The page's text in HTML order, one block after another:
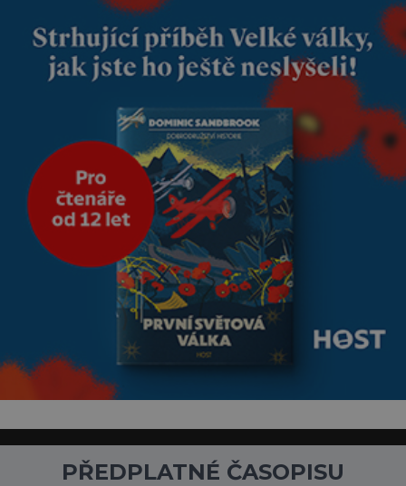
modrou filcovou čapkou, z níž
se draly blonďaté vlásky. Fakt,
že jsou těla dávných lidí
nesmírně dobře zachovalá,
přičítají odborníci zdejším
klimatickým podmínkám.
Sucho, prosolené písky a
extrémně
PŘEDPLATNÉ ČASOPISU